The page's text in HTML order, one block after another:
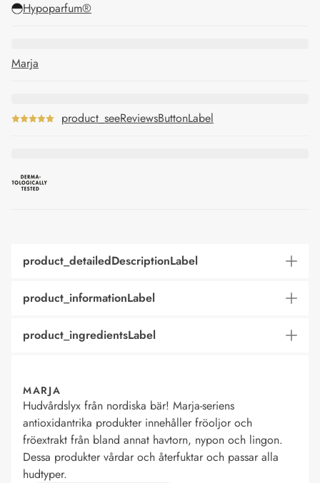
Hypoparfum®
Marja
product_seeReviewsButtonLabel
product_detailedDescriptionLabel
product_informationLabel
product_ingredientsLabel
MARJA
Hudvårdslyx från nordiska bär! Marja-seriens
antioxidantrika produkter innehåller fröoljor och
fröextrakt från bland annat havtorn, nypon och lingon.
Dessa produkter vårdar och återfuktar och passar alla
hudtyper.